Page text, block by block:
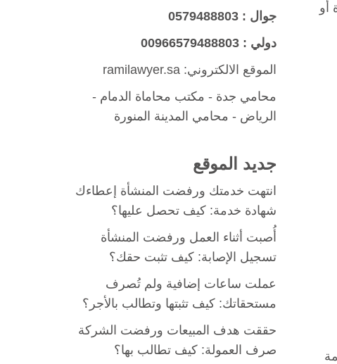
أو
جوال : 0579488803
دولي : 00966579488803
الموقع الالكتروني: ramilawyer.sa
محامي جدة - مكتب محاماة الدمام -
الرياض - محامي المدينة المنورة
جديد الموقع
انتهت خدمتك ورفضت المنشأة إعطاءك
شهادة خدمة: كيف تحصل عليها؟
أُصبت أثناء العمل ورفضت المنشأة
تسجيل الإصابة: كيف تثبت حقك؟
عملت ساعات إضافية ولم تُصرف
مستحقاتك: كيف تثبتها وتطالب بالأجر؟
حققت هدف المبيعات ورفضت الشركة
صرف العمولة: كيف تطالب بها؟